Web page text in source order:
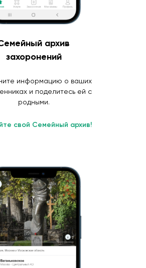
архив
захоронений
информацию о ваших
и поделитесь ей с
родными.
свой Семейный архив!